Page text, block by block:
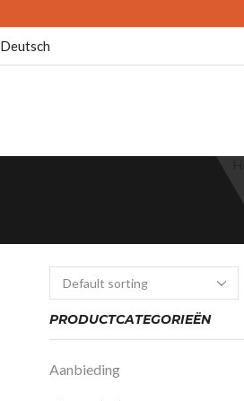
Deutsch
PRODUCTCATEGORIEËN
Aanbieding